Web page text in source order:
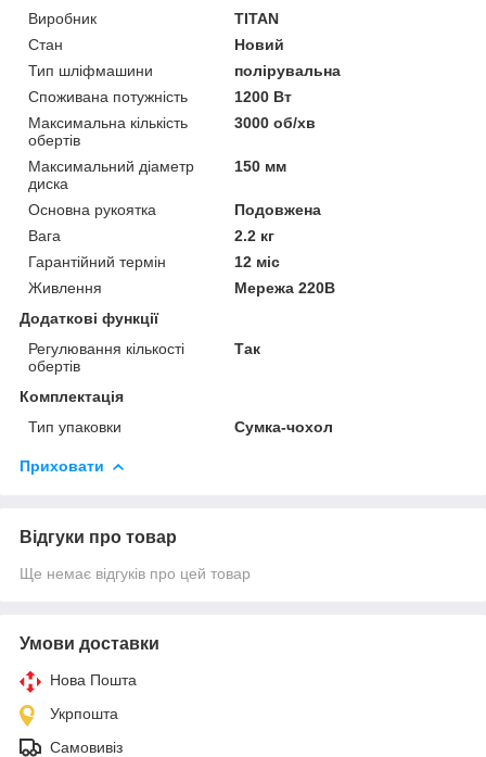
Виробник
TITAN
Стан
Новий
Тип шліфмашини
полірувальна
Споживана потужність
1200 Вт
Максимальна кількість
обертів
3000 об/хв
Максимальний діаметр
диска
150 мм
Основна рукоятка
Подовжена
Вага
2.2 кг
Гарантійний термін
12 міс
Живлення
Мережа 220В
Додаткові функції
Регулювання кількості
обертів
Так
Комплектація
Тип упаковки
Сумка-чохол
Приховати
Відгуки про товар
Ще немає відгуків про цей товар
Умови доставки
Нова Пошта
Укрпошта
Самовивіз